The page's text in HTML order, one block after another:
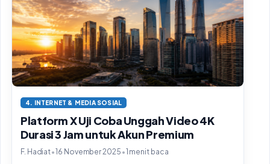
4. INTERNET & MEDIA SOSIAL
Platform X Uji Coba Unggah Video 4K
Durasi 3 Jam untuk Akun Premium
F. Hadiat•16 November 2025 •1 menit baca